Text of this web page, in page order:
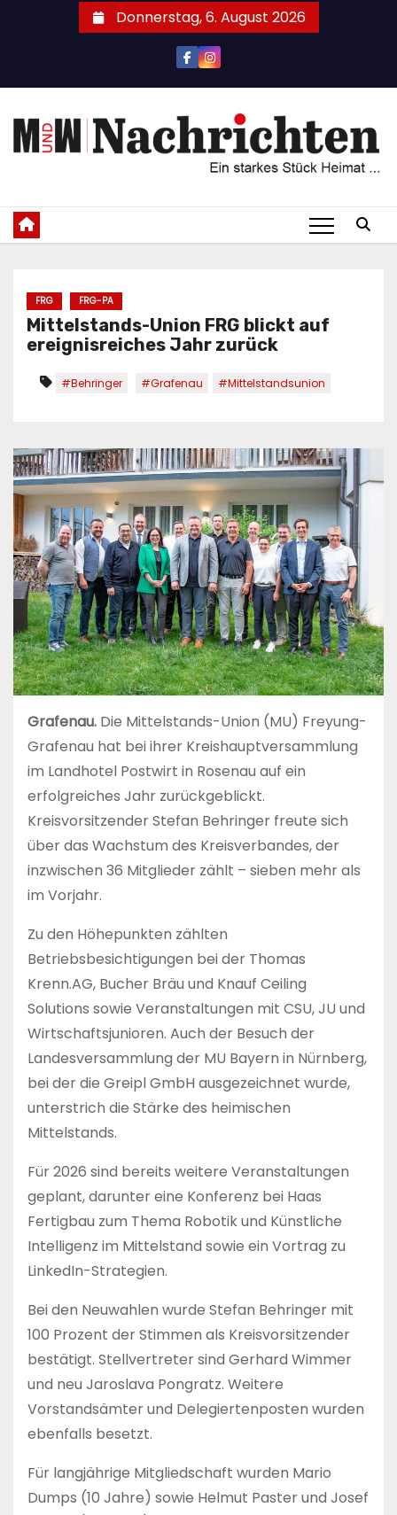
Donnerstag, 6. August 2026
FRG FRG-PA
Mittelstands-Union FRG blickt auf
ereignisreiches Jahr zurück
#Behringer #Grafenau #Mittelstandsunion
Grafenau. Die Mittelstands-Union (MU) Freyung-
Grafenau hat bei ihrer Kreishauptversammlung
im Landhotel Postwirt in Rosenau auf ein
erfolgreiches Jahr zurückgeblickt.
Kreisvorsitzender Stefan Behringer freute sich
über das Wachstum des Kreisverbandes, der
inzwischen 36 Mitglieder zählt – sieben mehr als
im Vorjahr.
Zu den Höhepunkten zählten
Betriebsbesichtigungen bei der Thomas
Krenn.AG, Bucher Bräu und Knauf Ceiling
Solutions sowie Veranstaltungen mit CSU, JU und
Wirtschaftsjunioren. Auch der Besuch der
Landesversammlung der MU Bayern in Nürnberg,
bei der die Greipl GmbH ausgezeichnet wurde,
unterstrich die Stärke des heimischen
Mittelstands.
Für 2026 sind bereits weitere Veranstaltungen
geplant, darunter eine Konferenz bei Haas
Fertigbau zum Thema Robotik und Künstliche
Intelligenz im Mittelstand sowie ein Vortrag zu
LinkedIn-Strategien.
Bei den Neuwahlen wurde Stefan Behringer mit
100 Prozent der Stimmen als Kreisvorsitzender
bestätigt. Stellvertreter sind Gerhard Wimmer
und neu Jaroslava Pongratz. Weitere
Vorstandsämter und Delegiertenposten wurden
ebenfalls besetzt.
Für langjährige Mitgliedschaft wurden Mario
Dumps (10 Jahre) sowie Helmut Paster und Josef